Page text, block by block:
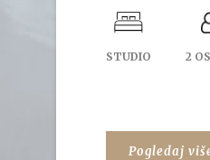
STUDIO 2
Pogledaj